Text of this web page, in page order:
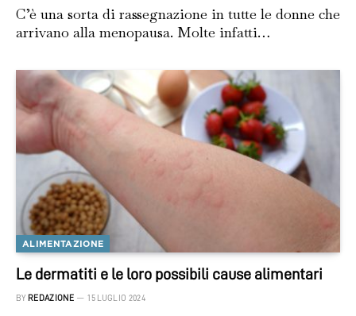
C’è una sorta di rassegnazione in tutte le donne che
arrivano alla menopausa. Molte infatti…
ALIMENTAZIONE
Le dermatiti e le loro possibili cause alimentari
BY REDAZIONE 15 LUGLIO 2024